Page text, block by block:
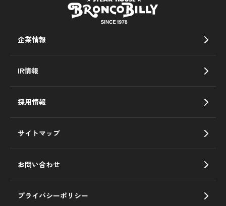
企業情報
IR情報
採用情報
サイトマップ
お問い合わせ
プライバシーポリシー